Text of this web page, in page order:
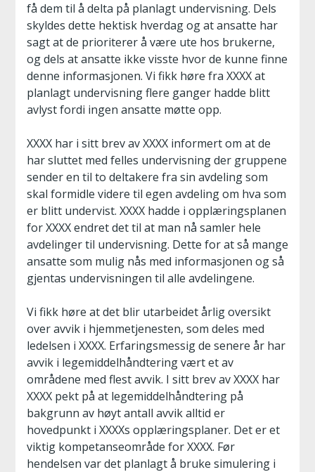
få dem til å delta på planlagt undervisning. Dels
skyldes dette hektisk hverdag og at ansatte har
sagt at de prioriterer å være ute hos brukerne,
og dels at ansatte ikke visste hvor de kunne finne
denne informasjonen. Vi fikk høre fra XXXX at
planlagt undervisning flere ganger hadde blitt
avlyst fordi ingen ansatte møtte opp.
XXXX har i sitt brev av XXXX informert om at de
har sluttet med felles undervisning der gruppene
sender en til to deltakere fra sin avdeling som
skal formidle videre til egen avdeling om hva som
er blitt undervist. XXXX hadde i opplæringsplanen
for XXXX endret det til at man nå samler hele
avdelinger til undervisning. Dette for at så mange
ansatte som mulig nås med informasjonen og så
gjentas undervisningen til alle avdelingene.
Vi fikk høre at det blir utarbeidet årlig oversikt
over avvik i hjemmetjenesten, som deles med
ledelsen i XXXX. Erfaringsmessig de senere år har
avvik i legemiddelhåndtering vært et av
områdene med flest avvik. I sitt brev av XXXX har
XXXX pekt på at legemiddelhåndtering på
bakgrunn av høyt antall avvik alltid er
hovedpunkt i XXXXs opplæringsplaner. Det er et
viktig kompetanseområde for XXXX. Før
hendelsen var det planlagt å bruke simulering i